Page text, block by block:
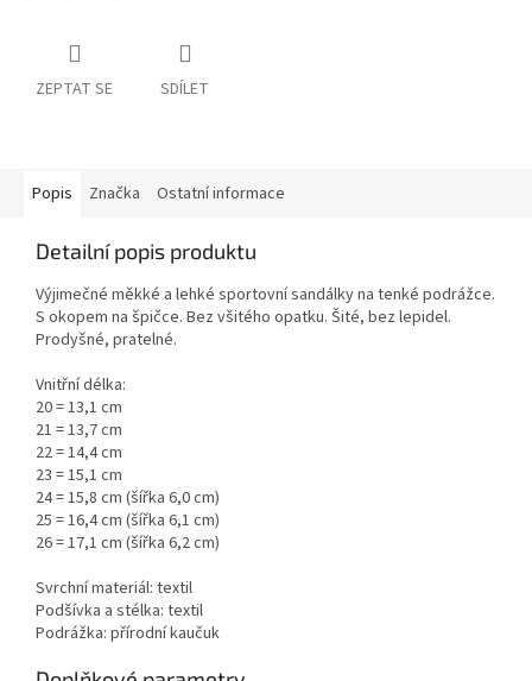
ZEPTAT SE SDÍLET
Popis Značka Ostatní informace
Detailní popis produktu
Výjimečné měkké a lehké sportovní sandálky na tenké podrážce.
S okopem na špičce. Bez všitého opatku. Šité, bez lepidel.
Prodyšné, pratelné.
Vnitřní délka:
20 = 13,1 cm
21 = 13,7 cm
22 = 14,4 cm
23 = 15,1 cm
24 = 15,8 cm (šířka 6,0 cm)
25 = 16,4 cm (šířka 6,1 cm)
26 = 17,1 cm (šířka 6,2 cm)
Svrchní materiál: textil
Podšívka a stélka: textil
Podrážka: přírodní kaučuk